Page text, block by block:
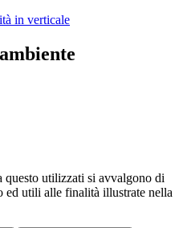
in verticale
questo utilizzati si avvalgono di
ed utili alle finalità illustrate nella